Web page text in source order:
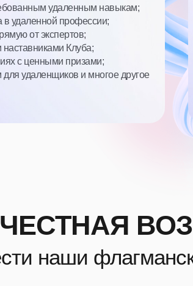
удаленным навыкам;
удаленной профессии;
от экспертов;
наставниками Клуба;
с ценными призами;
удаленщиков и многое другое
ЧЕСТНАЯ
наши